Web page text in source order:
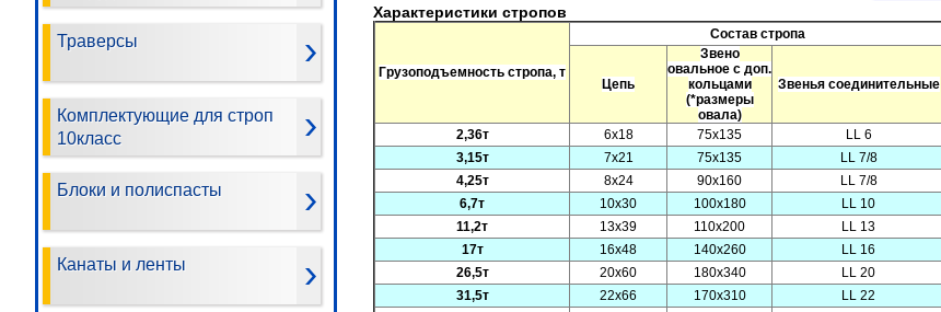
Траверсы
Комплектующие для строп
10класс
Блоки и полиспасты
Канаты и ленты
Характеристики стропов
Грузоподъемность стропа, т
Состав стропа
Цепь
Звено
овальное с доп.
кольцами
(*размеры
овала)
Звенья соединительные
2,36т 6х18 75х135 LL 6
3,15т
7х21 75х135 LL 7/8
4,25т
8х24 90х160 LL 7/8
6,7т
10х30 100х180 LL 10
11,2т
13х39 110х200 LL 13
17т
16х48 140х260 LL 16
26,5т
20х60 180х340 LL 20
31,5т
22х66 170х310 LL 22